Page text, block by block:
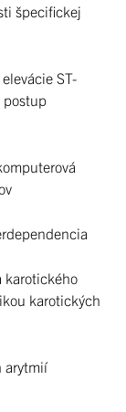
špecifickej
ST-
postup
karotického
karotických
arytmií